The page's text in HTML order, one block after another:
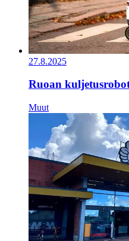
27.8.2025
Ruoan
Muut